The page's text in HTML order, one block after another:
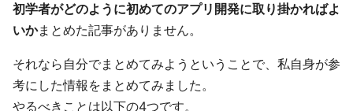
初学者がどのように初めてのアプリ開発に取り掛かればよ
いかまとめた記事がありません。
それなら自分でまとめてみようということで、私自身が参
考にした情報をまとめてみました。
やるべきことは以下の4つです。